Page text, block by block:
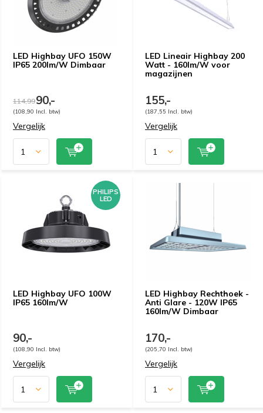
LED Highbay UFO 150W
IP65 200lm/W Dimbaar
114,9990,-
(108,90 Incl. btw)
Vergelijk
LED Lineair Highbay 200
Watt - 160lm/W voor
magazijnen
155,-
(187,55 Incl. btw)
Vergelijk
LED Highbay UFO 100W
IP65 160lm/W
PHILIPS
LED
90,-
(108,90 Incl. btw)
Vergelijk
LED Highbay Rechthoek -
Anti Glare - 120W IP65
160lm/W Dimbaar
170,-
(205,70 Incl. btw)
Vergelijk